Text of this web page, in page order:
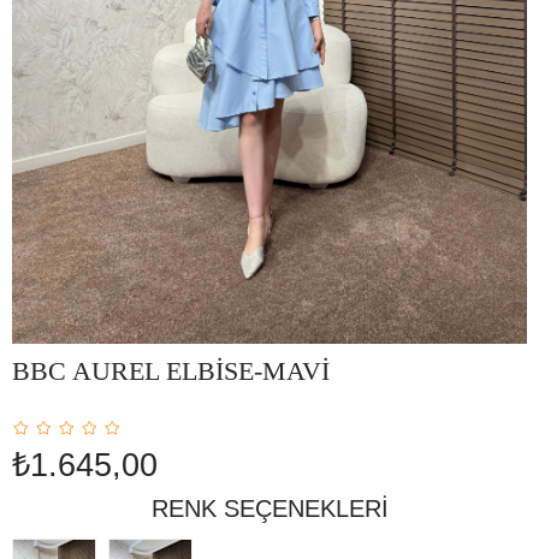
BBC AUREL ELBİSE-MAVİ
₺1.645,00
RENK SEÇENEKLERI